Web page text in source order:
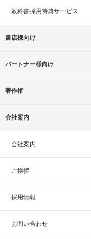
教科書採用特典サービス
書店様向け
パートナー様向け
著作権
会社案内
会社案内
ご挨拶
採用情報
お問い合わせ